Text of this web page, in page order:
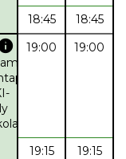
18:45
18:45
19:00 19:00
19:15
19:15